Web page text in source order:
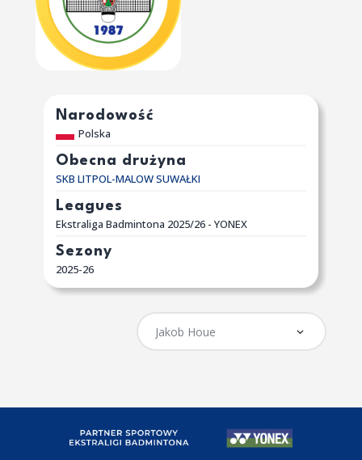
Narodowość
Polska
Obecna drużyna
SKB LITPOL-MALOW SUWAŁKI
Leagues
Ekstraliga Badmintona 2025/26 - YONEX
Sezony
2025-26